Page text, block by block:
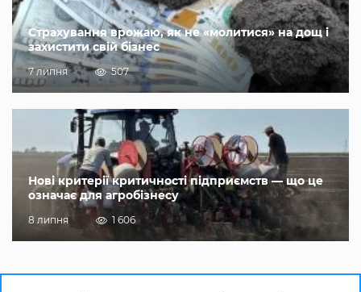
Страхування врожаю, як не «молитися» на дощ і
захистити свій бізнес
7 липня 507
Нові критерії критичності підприємств — що це
означає для агробізнесу
8 липня 1 606